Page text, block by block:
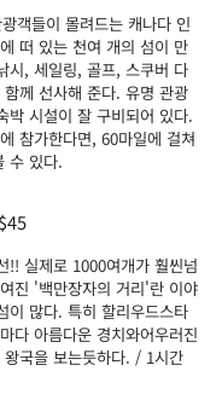
객들이 몰려드는 캐나다 인
떠 있는 천여 개의 섬이 만
시, 세일링, 골프, 스쿠버 다
께 선사해 준다. 유명 관광
박 시설이 잘 구비되어 있다.
참가한다면, 60마일에 걸쳐
수 있다.
!! 실제로 1000여개가 훨씬넘
진 '백만장자의 거리'란 이야
이 많다. 특히 할리우드스타
다 아름다운 경치와어우러진
국을 보는듯하다. / 1시간